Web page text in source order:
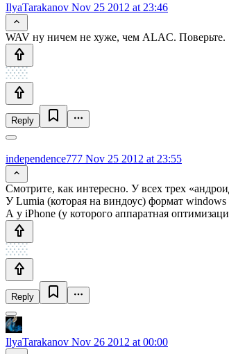
IlyaTarakanov Nov 25 2012 at 23:46
WAV ну ничем не хуже, чем ALAC. Поверьте.
Reply
independence777 Nov 25 2012 at 23:55
Смотрите, как интересно. У всех трех
У Lumia (которая на виндоус) формат windows
А у iPhone (у которого аппаратная
Reply
IlyaTarakanov Nov 26 2012 at 00:00